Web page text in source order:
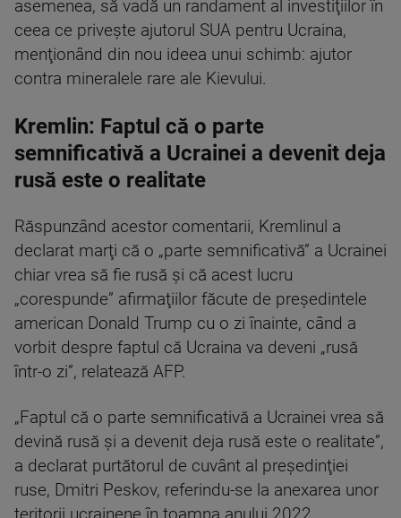
asemenea, să vadă un randament al investiţiilor în
ceea ce priveşte ajutorul SUA pentru Ucraina,
menţionând din nou ideea unui schimb: ajutor
contra mineralele rare ale Kievului.
Kremlin: Faptul că o parte
semnificativă a Ucrainei a devenit deja
rusă este o realitate
Răspunzând acestor comentarii, Kremlinul a
declarat marţi că o „parte semnificativă” a Ucrainei
chiar vrea să fie rusă şi că acest lucru
„corespunde” afirmaţiilor făcute de preşedintele
american Donald Trump cu o zi înainte, când a
vorbit despre faptul că Ucraina va deveni „rusă
într-o zi”, relatează AFP.
„Faptul că o parte semnificativă a Ucrainei vrea să
devină rusă şi a devenit deja rusă este o realitate”,
a declarat purtătorul de cuvânt al preşedinţiei
ruse, Dmitri Peskov, referindu-se la anexarea unor